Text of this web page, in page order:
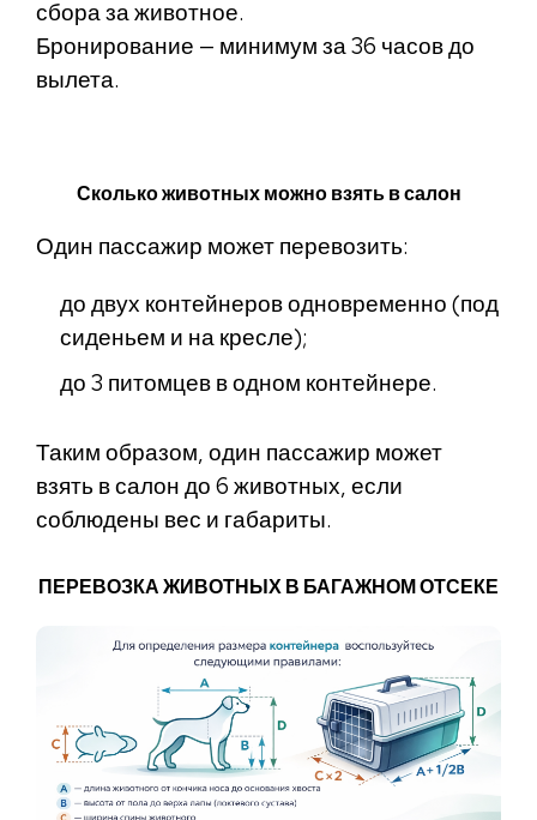
сбора за животное.
Бронирование — минимум за 36 часов до
вылета.
Сколько животных можно взять в салон
Один пассажир может перевозить:
до двух контейнеров одновременно (под
сиденьем и на кресле);
до 3 питомцев в одном контейнере.
Таким образом, один пассажир может
взять в салон до 6 животных, если
соблюдены вес и габариты.
ПЕРЕВОЗКА ЖИВОТНЫХ В БАГАЖНОМ ОТСЕКЕ